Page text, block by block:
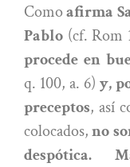
Comoafirma
Pablo (cf. Rom
procede en
q. 100, a. 6) y,
preceptos, así
colocados,no
despótica.